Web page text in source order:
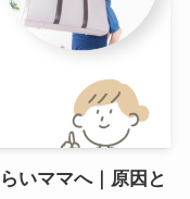
いママへ｜原因と